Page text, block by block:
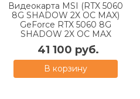
Видеокарта MSI (RTX 5060
8G SHADOW 2X OC MAX)
GeForce RTX 5060 8G
SHADOW 2X OC MAX
41 100 руб.
В корзину